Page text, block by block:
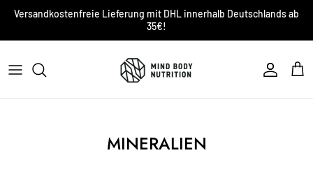
Direkt
Inhalt
Versandkostenfreie Lieferung mit DHL innerhalb Deutschlands ab
35€!
MINERALIEN